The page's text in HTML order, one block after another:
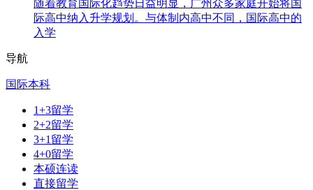
随着教育国际化趋势日益明显，广州众多家庭开始将国
际高中纳入升学规划。与体制内高中不同，国际高中的
入学
导航
国际本科
1+3留学
2+2留学
3+1留学
4+0留学
本硕连读
直接留学